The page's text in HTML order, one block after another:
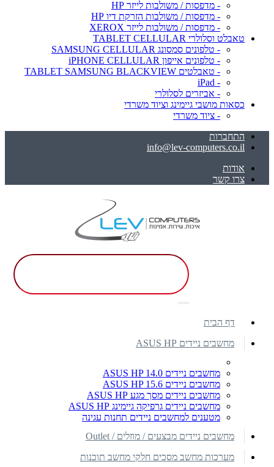
- מדפסות / משולבות לייזר HP
- מדפסות / משולבות הזרקת דיו HP
- מדפסות / משולבות לייזר XEROX
טאבלט וסלולרי TABLET CELLULAR
- טלפונים סמסונג SAMSUNG CELLULAR
- טלפונים אייפון iPHONE CELLULAR
- טאבלטים TABLET SAMSUNG BLACKVIEW
- iPad
- אביזרים לסלולרי
כסאות מושבי גיימינג וציוד משרדי
- ציוד משרדי
התחברות
info@lev-computers.co.il
אודות
צרו קשר
דף הבית
מחשבים ניידים ASUS HP
מחשבים ניידים ASUS HP 14.0
מחשבים ניידים ASUS HP 15.6
מחשבים ניידים מסך מגע ASUS HP
מחשבים ניידים גרפיקה גיימינג ASUS HP
מטענים למחשבים ניידים תחנות עגינה
מחשבים ניידים מבצעים / מוזלים / Outlet
מערכות מחשב מסכים חלקי מחשב תוכנות